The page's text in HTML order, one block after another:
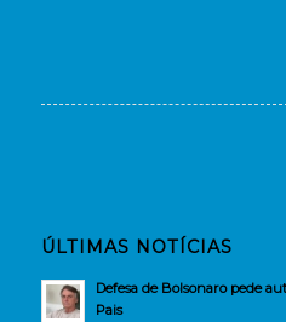
ÚLTIMAS NOTÍCIAS
Defesa de Bolsonaro pede
Pais